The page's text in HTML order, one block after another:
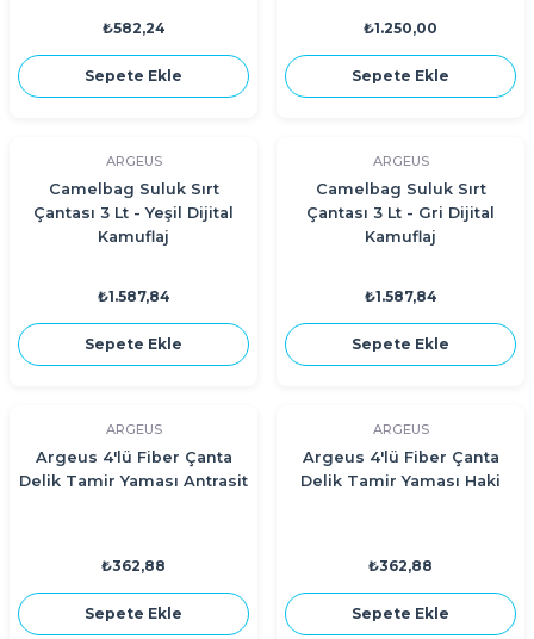
₺582,24
Sepete Ekle
₺1.250,00
Sepete Ekle
ARGEUS
Camelbag Suluk Sırt
Çantası 3 Lt - Yeşil Dijital
Kamuflaj
₺1.587,84
Sepete Ekle
ARGEUS
Camelbag Suluk Sırt
Çantası 3 Lt - Gri Dijital
Kamuflaj
₺1.587,84
Sepete Ekle
ARGEUS
Argeus 4'lü Fiber Çanta
Delik Tamir Yaması Antrasit
₺362,88
Sepete Ekle
ARGEUS
Argeus 4'lü Fiber Çanta
Delik Tamir Yaması Haki
₺362,88
Sepete Ekle